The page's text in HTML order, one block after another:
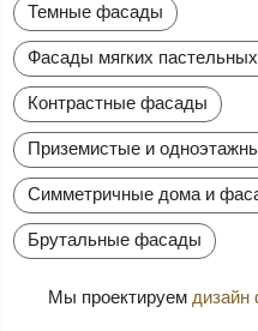
Темные фасады
Фасады мягких
Контрастные фасады
Приземистые и
Симметричные дома и
Брутальные фасады
Мы проектируем дизайн